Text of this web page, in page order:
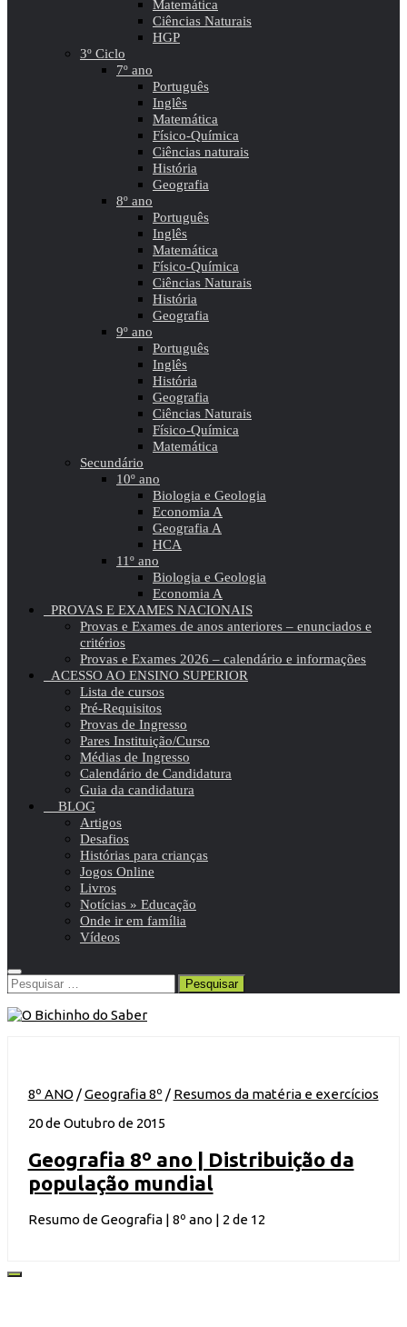
Matemática
Ciências Naturais
HGP
3º Ciclo
7º ano
Português
Inglês
Matemática
Físico-Química
Ciências naturais
História
Geografia
8º ano
Português
Inglês
Matemática
Físico-Química
Ciências Naturais
História
Geografia
9º ano
Português
Inglês
História
Geografia
Ciências Naturais
Físico-Química
Matemática
Secundário
10º ano
Biologia e Geologia
Economia A
Geografia A
HCA
11º ano
Biologia e Geologia
Economia A
PROVAS E EXAMES NACIONAIS
Provas e Exames de anos anteriores – enunciados e
critérios
Provas e Exames 2026 – calendário e informações
ACESSO AO ENSINO SUPERIOR
Lista de cursos
Pré-Requisitos
Provas de Ingresso
Pares Instituição/Curso
Médias de Ingresso
Calendário de Candidatura
Guia da candidatura
BLOG
Artigos
Desafios
Histórias para crianças
Jogos Online
Livros
Notícias » Educação
Onde ir em família
Vídeos
Pesquisar
por:
8º ANO /Geografia 8º / Resumos da matéria e exercícios
20 de Outubro de 2015
Geografia 8º ano | Distribuição da
população mundial
Resumo de Geografia | 8º ano | 2 de 12